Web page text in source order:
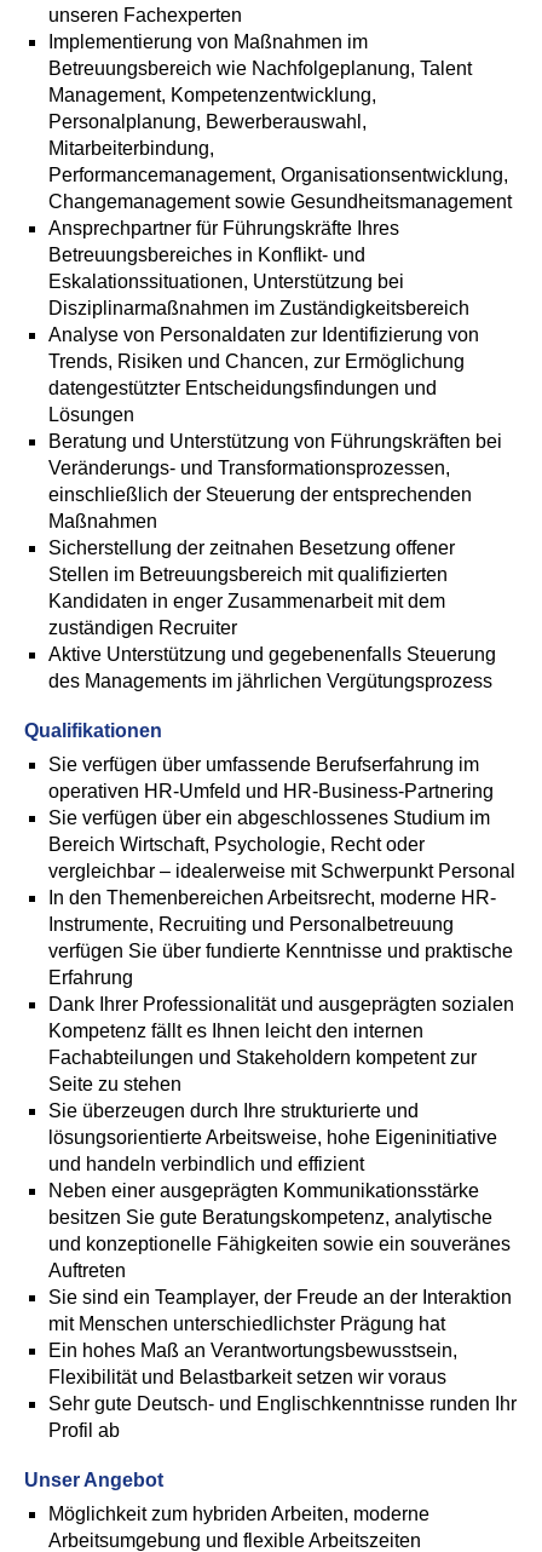
unseren Fachexperten
Implementierung von Maßnahmen im
Betreuungsbereich wie Nachfolgeplanung, Talent
Management, Kompetenzentwicklung,
Personalplanung, Bewerberauswahl,
Mitarbeiterbindung,
Performancemanagement, Organisationsentwicklung,
Changemanagement sowie Gesundheitsmanagement
Ansprechpartner für Führungskräfte Ihres
Betreuungsbereiches in Konflikt- und
Eskalationssituationen, Unterstützung bei
Disziplinarmaßnahmen im Zuständigkeitsbereich
Analyse von Personaldaten zur Identifizierung von
Trends, Risiken und Chancen, zur Ermöglichung
datengestützter Entscheidungsfindungen und
Lösungen
Beratung und Unterstützung von Führungskräften bei
Veränderungs- und Transformationsprozessen,
einschließlich der Steuerung der entsprechenden
Maßnahmen
Sicherstellung der zeitnahen Besetzung offener
Stellen im Betreuungsbereich mit qualifizierten
Kandidaten in enger Zusammenarbeit mit dem
zuständigen Recruiter
Aktive Unterstützung und gegebenenfalls Steuerung
des Managements im jährlichen Vergütungsprozess
Qualifikationen
Sie verfügen über umfassende Berufserfahrung im
operativen HR-Umfeld und HR-Business-Partnering
Sie verfügen über ein abgeschlossenes Studium im
Bereich Wirtschaft, Psychologie, Recht oder
vergleichbar – idealerweise mit Schwerpunkt Personal
In den Themenbereichen Arbeitsrecht, moderne HR-
Instrumente, Recruiting und Personalbetreuung
verfügen Sie über fundierte Kenntnisse und praktische
Erfahrung
Dank Ihrer Professionalität und ausgeprägten sozialen
Kompetenz fällt es Ihnen leicht den internen
Fachabteilungen und Stakeholdern kompetent zur
Seite zu stehen
Sie überzeugen durch Ihre strukturierte und
lösungsorientierte Arbeitsweise, hohe Eigeninitiative
und handeln verbindlich und effizient
Neben einer ausgeprägten Kommunikationsstärke
besitzen Sie gute Beratungskompetenz, analytische
und konzeptionelle Fähigkeiten sowie ein souveränes
Auftreten
Sie sind ein Teamplayer, der Freude an der Interaktion
mit Menschen unterschiedlichster Prägung hat
Ein hohes Maß an Verantwortungsbewusstsein,
Flexibilität und Belastbarkeit setzen wir voraus
Sehr gute Deutsch- und Englischkenntnisse runden Ihr
Profil ab
Unser Angebot
Möglichkeit zum hybriden Arbeiten, moderne
Arbeitsumgebung und flexible Arbeitszeiten